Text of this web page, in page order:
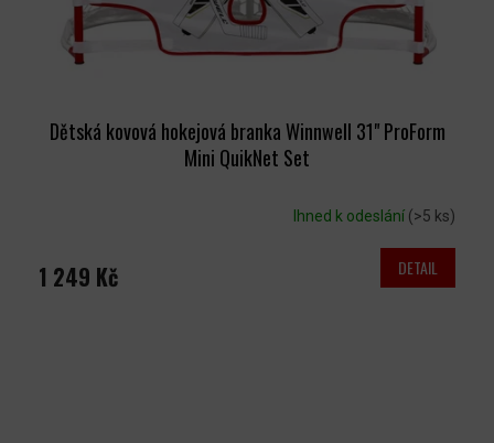
Dětská kovová hokejová branka Winnwell 31" ProForm
Mini QuikNet Set
Ihned k odeslání (>5 ks)
1 249 Kč DETAIL